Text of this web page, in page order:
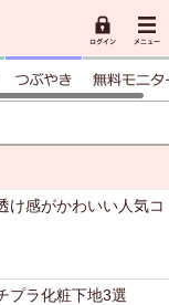
け感がかわいい人気コ
プラ化粧下地3選